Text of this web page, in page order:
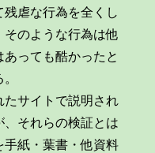
虐な行為を全くし
のような行為は他
っても酷かったと
サイトで説明され
それらの検証とは
手紙・葉書・他資料